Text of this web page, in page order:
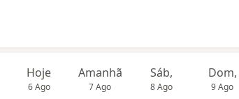
Hoje
6 Ago
Amanhã
7 Ago
Sáb,
8 Ago
Dom,
9 Ago